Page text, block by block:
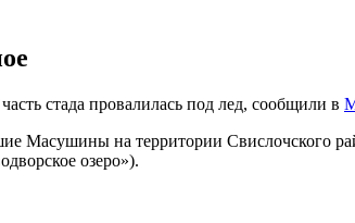
стада провалилась под лед, сообщили в
Масушины на территории Свислочского
озеро»).